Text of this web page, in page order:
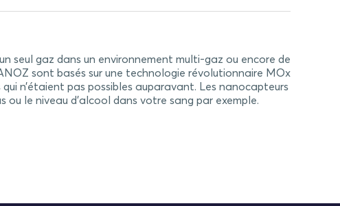
seul gaz dans un environnement multi-gaz ou encore de
sont basés sur une technologie révolutionnaire MOx
n’étaient pas possibles auparavant. Les nanocapteurs
le niveau d’alcool dans votre sang par exemple.